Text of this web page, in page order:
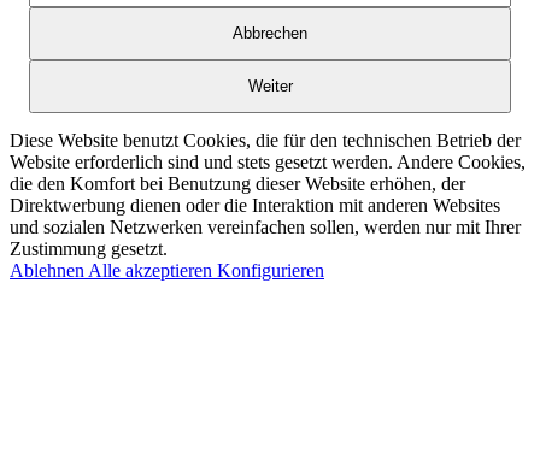
Abbrechen
Weiter
Diese Website benutzt Cookies, die für den technischen Betrieb der
Website erforderlich sind und stets gesetzt werden. Andere Cookies,
die den Komfort bei Benutzung dieser Website erhöhen, der
Direktwerbung dienen oder die Interaktion mit anderen Websites
und sozialen Netzwerken vereinfachen sollen, werden nur mit Ihrer
Zustimmung gesetzt.
Ablehnen Alle akzeptieren Konfigurieren